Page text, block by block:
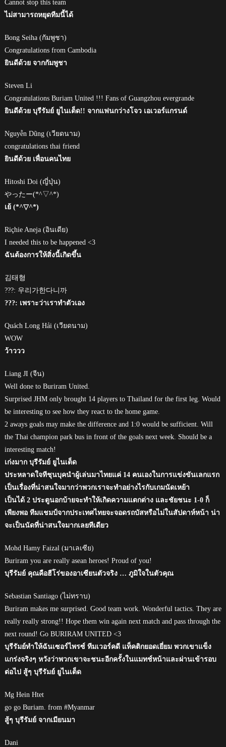
Cannot stop this team
ไม่สามารถหยุดทีมนี้ได้
Bong Seiha (กัมพูชา)
Congratulations from Cambodia
ยินดีด้วย จากกัมพูชา
Steven Li
Congratulations Buriam United !!! Fans of Guangzhou evergrande
ยินดีด้วย บุรีรัมย์ ยูไนเต็ด!! จากแฟนกว่างโจว เอเวอร์แกรนด์
Nguyễn Dũng (เวียดนาม)
congratulations thai friend
ยินดีด้วย เพื่อนคนไทย
Hitoshi Doi (ญี่ปุ่น)
やったー(*^▽^*)
เย้ (*^▽^*)
Riçhie Aneja (อินเดีย)
I needed this to be happened <3
ฉันต้องการให้สิ่งนี้เกิดขึ้น
김태형
???: 우리가한다니까
???: เพราะว่าเราทำตัวเอง
Quách Long Hải (เวียดนาม)
WOW
ว้าววว
Liang JI (จีน)
Well done to Buriram United.
Surprised JHM only brought 14 players to Thailand for the first leg. Would
be interesting to see how they react to the home game.
2 aways goals may make the difference and 1:0 would be sufficient. Will
the Thai champion park bus in front of the goals next week. Should be a
interesting match!
เก่งมาก บุรีรัมย์ ยูไนเต็ด
ประหลาดใจทีชุนบุคนำผู้เล่นมาไทยแค่ 14 คนเองในการแข่งขันเลกแรก
เป็นเรื่องที่น่าสนใจมากว่าพวกเราจะทำอย่างไรกับเกมนัดเหย้า
เป็นได้ 2 ประตูนอกบ้ายจะทำให้เกิดความแตกต่าง และชัยชนะ 1-0 ก็
เพียงพอ ทีมแชมป์จากประเทศไทยจะจอดรถบัสหรือไม่ในสัปดาห์หน้า น่า
จะเป็นนัดที่น่าสนใจมากเลยทีเดียว
Mohd Hamy Faizal (มาเลเซีย)
Buriram you are really asean heroes! Proud of you!
บุรีรัมย์ คุณคือฮีโร่ของอาเซียนตัวจริง … ภูมิใจในตัวคุณ
Sebastian Santiago (ไม่ทราบ)
Buriram makes me surprised. Good team work. Wonderful tactics. They are
really really strong!! Hope them win again next match and pass through the
next round! Go BURIRAM UNITED <3
บุรีรัมย์ทำให้ฉันเซอร์ไพรซ์ ทีมเวอร์คดี แท็คติกยอดเยี่ยม พวกเขาแข็ง
แกร่งจริงๆ หวังว่าพวกเขาจะชนะอีกครั้งในแมทช์หน้าและผ่านเข้ารอบ
ต่อไป สู้ๆ บุรีรัมย์ ยูไนเต็ด
Mg Hein Htet
go go Buriam. from #Myanmar
สู้ๆ บุรีรัมย์ จากเมียนมา
Dani